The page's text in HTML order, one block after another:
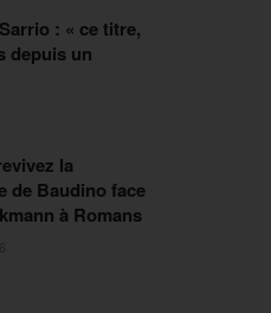
: « ce titre,
depuis un
la
de Baudino face
à Romans